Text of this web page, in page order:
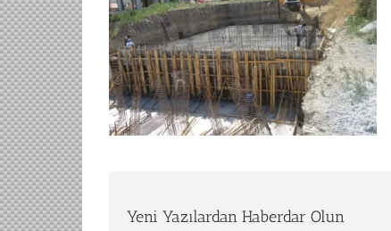
Yeni Yazılardan Haberdar Olun